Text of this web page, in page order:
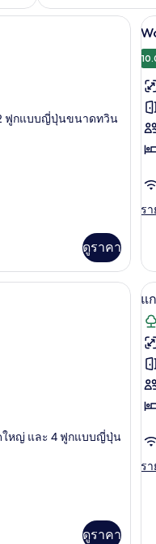
กสำหรับครอบครัว | เครื่องนอนร
2 ฟูกแบบญี่ปุ่นขนาดทวิน
ดูราคา
เ
ภ
ทั้
ข
ร
รา
เกี่ยว
กับ
เพนท์เฮาส์ | เครื่องนอนระดับพรี
ใหญ่ และ 4 ฟูกแบบญี่ปุ่น
ดูราคา
เ
ข
แ
เ
รี
แ
ร
รา